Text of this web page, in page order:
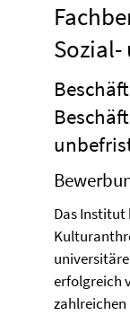
Das Institut
erfolgreich